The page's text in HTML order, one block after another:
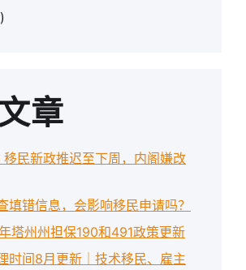
章
民新政推迟至下周，内阁嫌改
填错信息，会影响移民申请吗？
塔州州担保190和491政策更新
时间8月更新｜技术移民、雇主